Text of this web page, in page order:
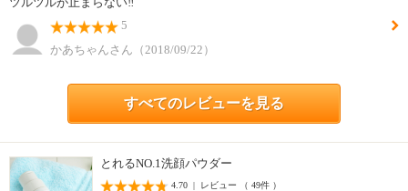
5
かあちゃんさん（2018/09/22）
すべてのレビューを見る
とれるNO.1洗顔パウダー
4.70 | レビュー （ 49件 ）